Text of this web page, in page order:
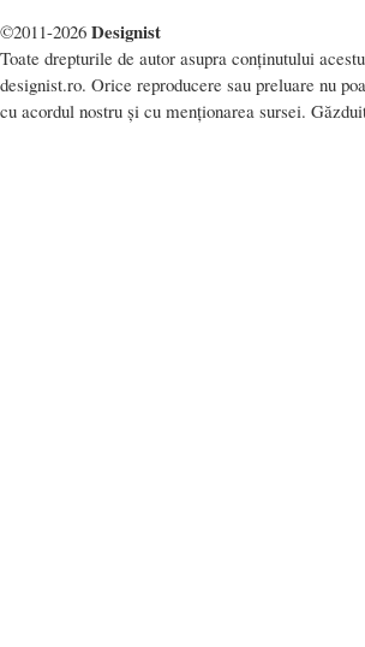
©2011-2026 Designist
Toate drepturile de autor asupra conținutului
designist.ro. Orice reproducere sau preluare nu
cu acordul nostru și cu menționarea sursei.